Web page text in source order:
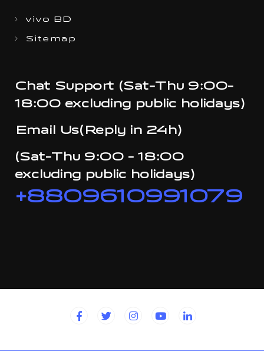
vivo BD
Sitemap
Chat Support (Sat-Thu 9:00-
18:00 excluding public holidays)
Email Us(Reply in 24h)
(Sat-Thu 9:00 - 18:00
excluding public holidays)
+8809610991079